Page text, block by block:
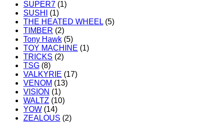
SUPER7 (1)
SUSHI
(1)
THE HEATED WHEEL (5)
TIMBER (2)
Tony Hawk (5)
TOY MACHINE (1)
TRICKS (2)
TSG (8)
VALKYRIE (17)
VENOM (13)
VISION (1)
WALTZ (10)
YOW (14)
ZEALOUS (2)